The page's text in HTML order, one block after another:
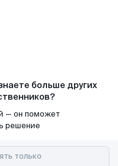
больше других
— он поможет
решение